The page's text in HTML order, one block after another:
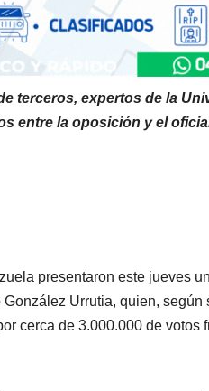
terceros, expertos de la
entre la oposición y el
presentaron este jueves
Urrutia, quien, según
cerca de 3.000.000 de votos